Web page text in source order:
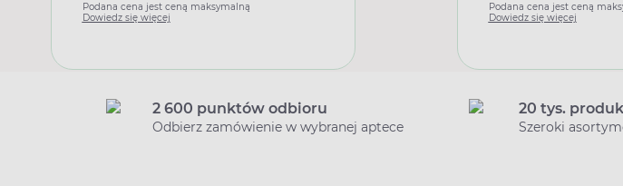
Podana cena jest ceną maksymalną
Dowiedz się więcej
Podana cena jest ceną
Dowiedz się więcej
2 600 punktów odbioru
Odbierz zamówienie w wybranej aptece
20 tys.
Szeroki